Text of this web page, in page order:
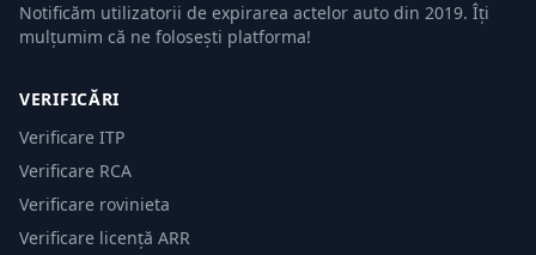
Notificăm utilizatorii de expirarea actelor auto din 2019. Îți
mulțumim că ne folosești platforma!
VERIFICĂRI
Verificare ITP
Verificare RCA
Verificare rovinieta
Verificare licență ARR